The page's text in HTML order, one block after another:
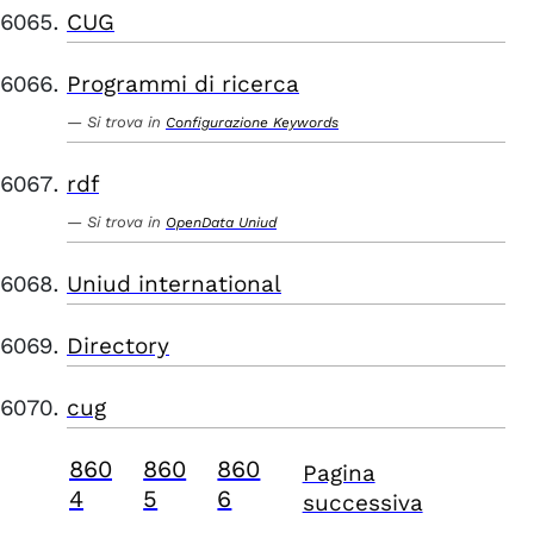
CUG
Programmi di ricerca
Si trova in Configurazione Keywords
rdf
Si trova in OpenData Uniud
Uniud international
Directory
cug
860
4
860
5
860
6
Pagina
successiva